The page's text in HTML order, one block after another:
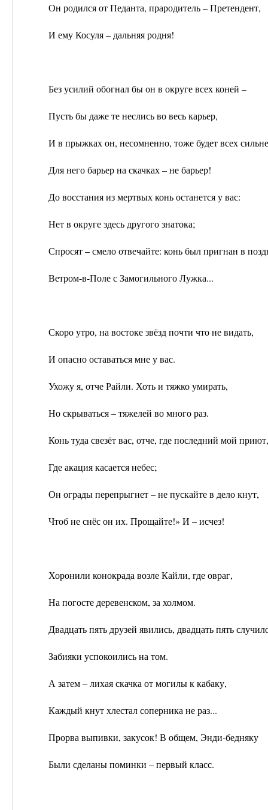
Он родился от Педанта, прародитель – Претендент,
И ему Косуля – дальняя родня!
Без усилий обогнал бы он в округе всех коней –
Пусть бы даже те неслись во весь карьер,
И в прыжках он, несомненно, тоже будет всех
Для него барьер на скачках – не барьер!
До восстания из мертвых конь останется у вас:
Нет в округе здесь другого знатока;
Спросят – смело отвечайте: конь был пригнан в
Ветром-в-Поле с Замогильного Лужка...
Скоро утро, на востоке звёзд почти что не видать,
И опасно оставаться мне у вас.
Ухожу я, отче Райли. Хоть и тяжко умирать,
Но скрываться – тяжелей во много раз.
Конь туда свезёт вас, отче, где последний мой приют,
Где акация касается небес;
Он ограды перепрыгнет – не пускайте в дело кнут,
Чтоб не снёс он их. Прощайте!» И – исчез!
Хоронили конокрада возле Кайли, где овраг,
На погосте деревенском, за холмом.
Двадцать пять друзей явились, двадцать пять
Забияки успокоились на том.
А затем – лихая скачка от могилы к кабаку,
Каждый кнут хлестал соперника не раз...
Прорва выпивки, закусок! В общем, Энди-бедняку
Были сделаны поминки – первый класс.